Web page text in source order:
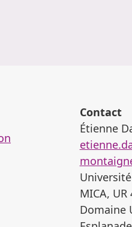
Contact
Étienne
MICA, UR
Domaine